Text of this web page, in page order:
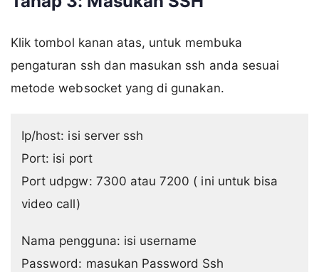
Klik tombol kanan atas, untuk membuka
pengaturan ssh dan masukan ssh anda sesuai
metode websocket yang di gunakan.
Ip/host: isi server ssh
Port: isi port
Port udpgw: 7300 atau 7200 ( ini untuk bisa
video call)
Nama pengguna: isi username
Password: masukan Password Ssh